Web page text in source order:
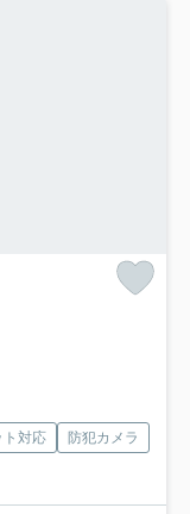
ト対応
防犯カメラ